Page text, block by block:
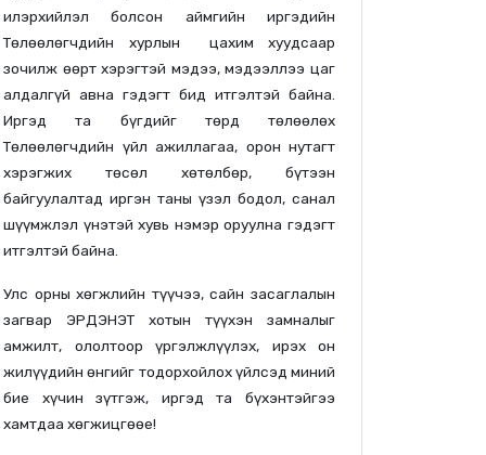
илэрхийлэл болсон аймгийн иргэдийн
Төлөөлөгчдийн хурлын цахим хуудсаар
зочилж өөрт хэрэгтэй мэдээ, мэдээллээ цаг
алдалгүй авна гэдэгт бид итгэлтэй байна.
Иргэд та бүгдийг төрд төлөөлөх
Төлөөлөгчдийн үйл ажиллагаа, орон нутагт
хэрэгжих төсөл хөтөлбөр, бүтээн
байгуулалтад иргэн таны үзэл бодол, санал
шүүмжлэл үнэтэй хувь нэмэр оруулна гэдэгт
итгэлтэй байна.
Улс орны хөгжлийн түүчээ, сайн засаглалын
загвар ЭРДЭНЭТ хотын түүхэн замналыг
амжилт, ололтоор үргэлжлүүлэх, ирэх он
жилүүдийн өнгийг тодорхойлох үйлсэд миний
бие хүчин зүтгэж, иргэд та бүхэнтэйгээ
хамтдаа хөгжицгөөе!